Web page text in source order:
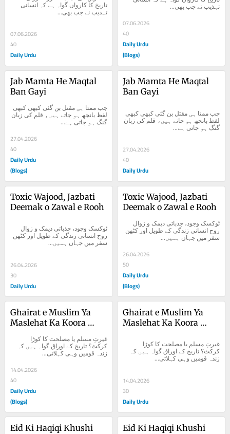
تہذیب نے جب بھی...
07.06.2026
40
Daily Urdu
تہذیب نے جب بھی...
07.06.2026
40
Daily Urdu
(Blogs)
Jab Mamta He Maqtal
Ban Gayi
گنگ ہو جاتی ہے...
27.04.2026
40
Daily Urdu
(Blogs)
Jab Mamta He Maqtal
Ban Gayi
گنگ ہو جاتی ہے...
27.04.2026
40
Daily Urdu
Toxic Wajood, Jazbati
Deemak o Zawal e Rooh
سفر میں جہاں ہمیں...
26.04.2026
30
Daily Urdu
Toxic Wajood, Jazbati
Deemak o Zawal e Rooh
سفر میں جہاں ہمیں...
26.04.2026
50
Daily Urdu
(Blogs)
Ghairat e Muslim Ya
Maslehat Ka Koora
زندہ قومیں وہی کہلاتی...
14.04.2026
40
Daily Urdu
(Blogs)
Ghairat e Muslim Ya
Maslehat Ka Koora
زندہ قومیں وہی کہلاتی...
14.04.2026
30
Daily Urdu
Eid Ki Haqiqi Khushi
Eid Ki Haqiqi Khushi